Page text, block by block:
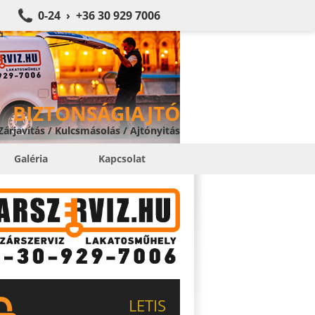
0-24 › +36 30 929 7006
BIZTONSÁGIAJTÓ
/ Kulcsmásolás / Ajtónyitás
Galéria Kapcsolat
LETIS